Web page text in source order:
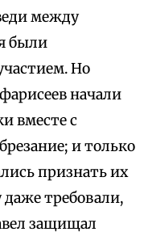
между
были
Но
начали
вместе с
и только
признать их
требовали,
защищал